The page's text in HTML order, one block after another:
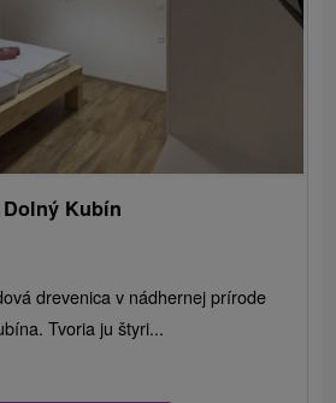
Kubín
drevenica v nádhernej prírode
Tvoria ju štyri...